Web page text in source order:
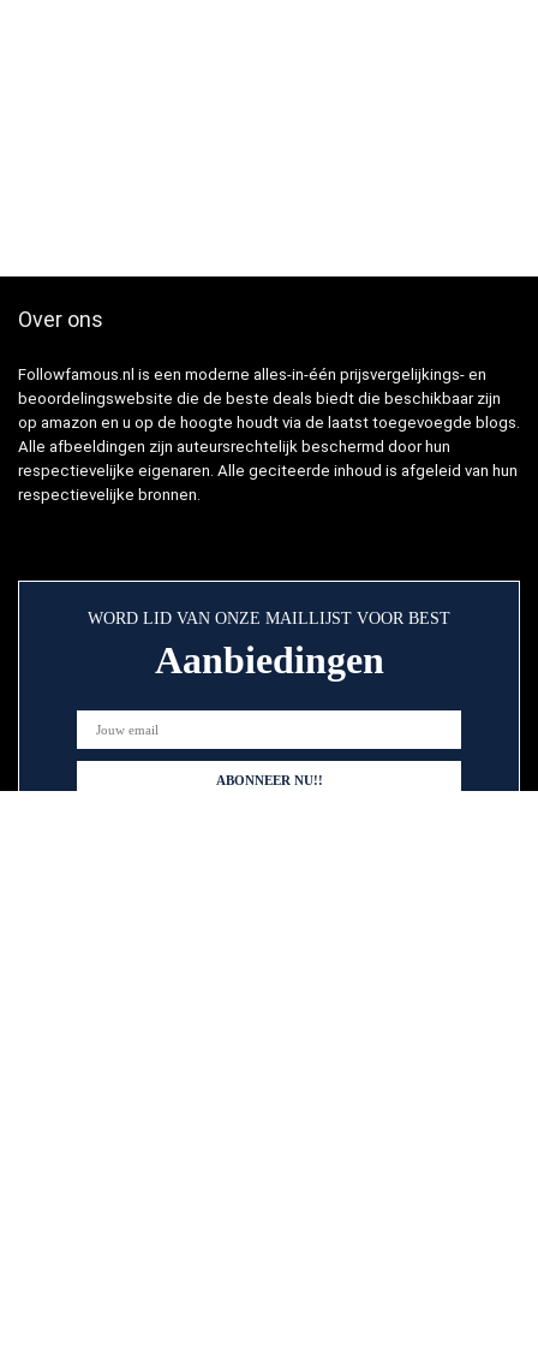
Over ons
Followfamous.nl is een moderne alles-in-één prijsvergelijkings- en
beoordelingswebsite die de beste deals biedt die beschikbaar zijn
op amazon en u op de hoogte houdt via de laatst toegevoegde blogs.
Alle afbeeldingen zijn auteursrechtelijk beschermd door hun
respectievelijke eigenaren. Alle geciteerde inhoud is afgeleid van hun
respectievelijke bronnen.
WORD LID VAN ONZE MAILLIJST VOOR BEST
Aanbiedingen